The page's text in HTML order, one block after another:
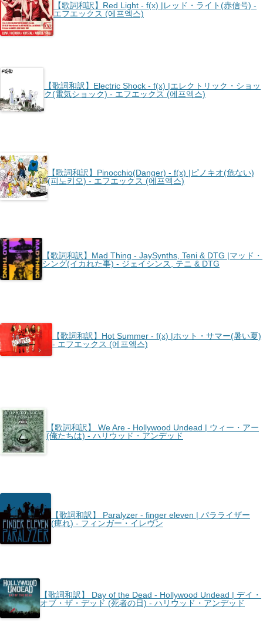
【歌詞和訳】Red Light - ​f(x) |レッド・ライト(赤信号) -
エフエックス (에프엑스)
【歌詞和訳】Electric Shock - ​f(x) |エレクトリック・ショッ
ク(電気ショック) - エフエックス (에프엑스)
【歌詞和訳】Pinocchio(Danger) - ​f(x) |ピノキオ(危ない)
(피노키오) - エフエックス (에프엑스)
【歌詞和訳】Mad Thing - ​JaySynths, Teni & DTG |マッド・
シング(イカれた事) - ジェイシンス, テニ & DTG
【歌詞和訳】Hot Summer - ​f(x) |ホット・サマー(暑い夏)
- エフエックス (에프엑스)
【歌詞和訳】 We Are - Hollywood Undead | ウィー・アー
(俺たちは) - ハリウッド・アンデッド
【歌詞和訳】 Paralyzer - finger eleven | パラライザー
(痺れ) - フィンガー・イレヴン
【歌詞和訳】 Day of the Dead - Hollywood Undead | デイ・
オブ・ザ・デッド (死者の日) - ハリウッド・アンデッド